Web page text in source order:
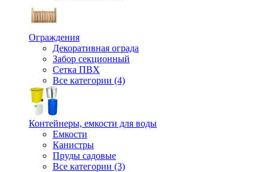
Ограждения
Декоративная ограда
Забор секционный
Сетка ПВХ
Все категории (4)
Контейнеры, емкости для воды
Емкости
Канистры
Пруды садовые
Все категории (3)